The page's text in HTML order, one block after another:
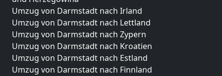
Umzug von Darmstadt nach Irland
Umzug von Darmstadt nach Lettland
Umzug von Darmstadt nach Zypern
Umzug von Darmstadt nach Kroatien
Umzug von Darmstadt nach Estland
Umzug von Darmstadt nach Finnland